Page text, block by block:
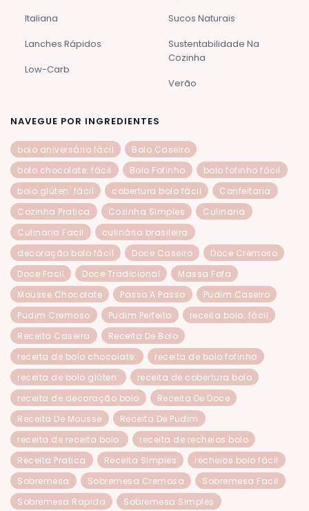
Italiana
Lanches Rápidos
Low-Carb
Sucos Naturais
Sustentabilidade Na
Cozinha
Verão
NAVEGUE POR INGREDIENTES
bolo aniversário fácil
Bolo Caseiro
bolo chocolate: fácil
Bolo Fofinho
bolo fofinho fácil
bolo glúten: fácil
cobertura bolo fácil
Confeitaria
Cozinha Pratica
Cozinha Simples
Culinaria
Culinaria Facil
culinária brasileira
decoração bolo fácil
Doce Caseiro
Doce Cremoso
Doce Facil
Doce Tradicional
Massa Fofa
Mousse Chocolate
Passo A Passo
Pudim Caseiro
Pudim Cremoso
Pudim Perfeito
receita bolo: fácil
Receita Caseira
Receita De Bolo
receita de bolo chocolate:
receita de bolo fofinho
receita de bolo glúten:
receita de cobertura bolo
receita de decoração bolo
Receita De Doce
Receita De Mousse
Receita De Pudim
receita de receita bolo:
receita de recheios bolo
Receita Pratica
Receita Simples
recheios bolo fácil
Sobremesa
Sobremesa Cremosa
Sobremesa Facil
Sobremesa Rapida
Sobremesa Simples